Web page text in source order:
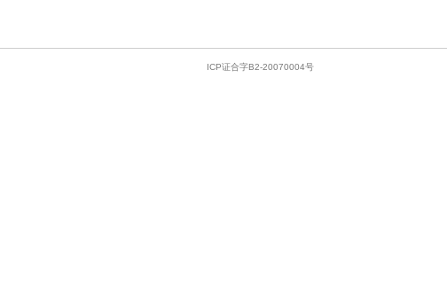
ICP证合字B2-20070004号